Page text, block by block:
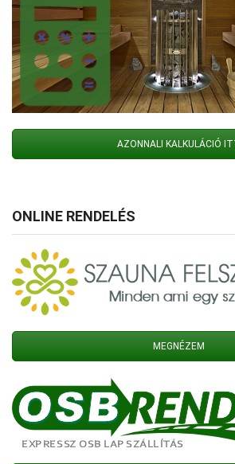
AZONNALI KALKULÁCIÓ
ONLINE RENDELÉS
MEGNÉZEM